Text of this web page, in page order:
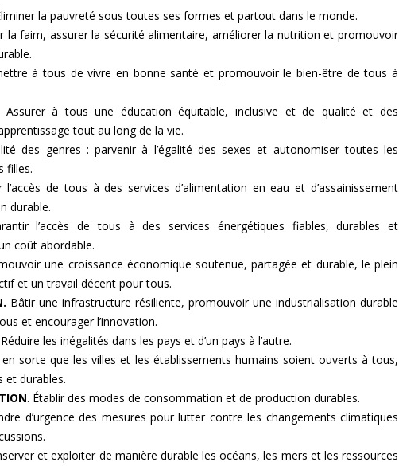
la pauvreté sous toutes ses formes et partout dans le monde.
la faim, assurer la sécurité alimentaire, améliorer la nutrition et promouvoir
à tous de vivre en bonne santé et promouvoir le bien-être de tous à
Assurer à tous une éducation équitable, inclusive et de qualité et des
tout au long de la vie.
des genres : parvenir à l’égalité des sexes et autonomiser toutes les
filles.
l’accès de tous à des services d’alimentation en eau et d’assainissement
durable.
l’accès de tous à des services énergétiques fiables, durables et
coût abordable.
une croissance économique soutenue, partagée et durable, le plein
et un travail décent pour tous.
Bâtir une infrastructure résiliente, promouvoir une industrialisation durable
et encourager l’innovation.
Réduire les inégalités dans les pays et d’un pays à l’autre.
en sorte que les villes et les établissements humains soient ouverts à tous,
et durables.
. Établir des modes de consommation et de production durables.
d’urgence des mesures pour lutter contre les changements climatiques
et exploiter de manière durable les océans, les mers et les ressources